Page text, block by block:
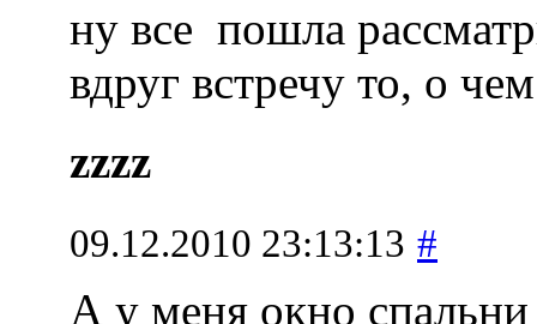
ну все пошла
вдруг встречу то, о
zzzz
09.12.2010 23:13:13 #
А у меня окно